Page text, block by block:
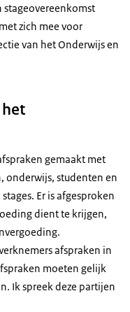
stageovereenkomst
zich mee voor
van het Onderwijs en
gemaakt met
onderwijs, studenten en
Er is afgesproken
dient te krijgen,
afspraken in
moeten gelijk
Ik spreek deze partijen